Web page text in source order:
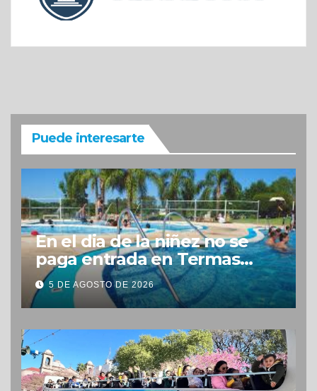
Puede interesarte
En el dia de la niñez no se
paga entrada en Termas
Concepción
5 DE AGOSTO DE 2026